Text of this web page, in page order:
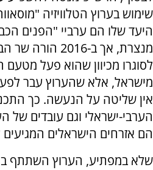
שימוש בערוץ הטלוויזיה
היעד שלו הם ערביי "הפנים
מנצרת, אך ב-
לסוגרו מכיוון שהוא פעל
מישראל, אלא שהערוץ עבר
אין שליטה על הנעשה. כך
הערבי-ישראלי וגם עובדים של
הם אזרחים הישראלים
שלא במפתיע, הערוץ השתתף